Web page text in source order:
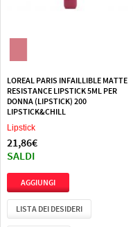
LOREAL PARIS INFAILLIBLE MATTE
RESISTANCE LIPSTICK 5ML PER
DONNA (LIPSTICK) 200
LIPSTICK&CHILL
Lipstick
21,86€
SALDI
LISTA DEI DESIDERI